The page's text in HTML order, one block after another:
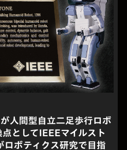
人間型自立二足歩行ロボ
としてIEEEマイルスト
ボティクス研究で目指